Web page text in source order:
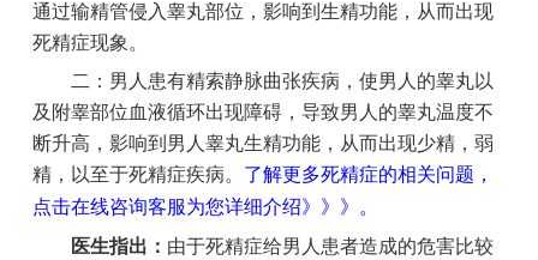
通过输精管侵入睾丸部位，影响到生精功能，从而出现
死精症现象。
二：男人患有精索静脉曲张疾病，使男人的睾丸以
及附睾部位血液循环出现障碍，导致男人的睾丸温度不
断升高，影响到男人睾丸生精功能，从而出现少精，弱
精，以至于死精症疾病。 了解更多死精症的相关问题，
点击在线咨询客服为您详细介绍》》》。
医生指出： 由于死精症给男人患者造成的危害比较